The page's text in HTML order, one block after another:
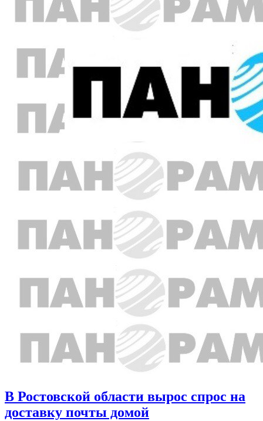
В Ростовской области вырос спрос на
доставку почты домой